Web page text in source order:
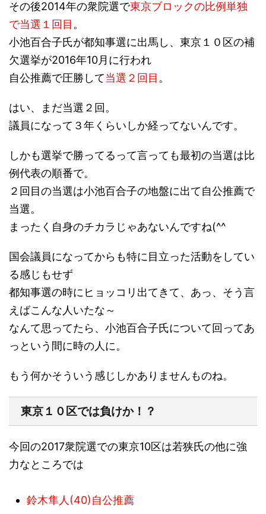
その後2014年の衆院選で東京ブロックの比例単独
で当選１回目 。
小池百合子氏が都知事選に出馬し、東京１０区の補
欠選挙が2016年10月に行われ
自公推薦で圧勝して当選２回目 。
はい、まだ当選２回。
議員になって３年くらいしか経ってないんです。
しかも選挙で勝ってるって言っても最初の当選は比
例代表の順番で。
２回目の当選は小池百合子の地盤に出て自公推薦で
当選。
まったく自身のチカラじゃあないんですね(^^ゞ
国会議員になってからも特に目立った活動をしてい
る感じもせず
都知事選の時にヒョッコリ出てきて、あっ、そう言
えばこんな人いたな～
なんて思ってたら、小池百合子氏について回ってあ
っという間に時の人に。
もう何かそういう感じしかありませんものね。
東京１０区では負けか！？
今回の2017衆院選での東京10区は若狭氏の他に強
力なところでは
鈴木隼人(40)自公推薦